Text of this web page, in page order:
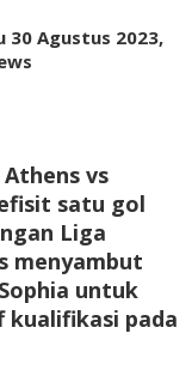
30 Agustus 2023,
Athens vs
satu gol
Liga
menyambut
untuk
kualifikasi pada